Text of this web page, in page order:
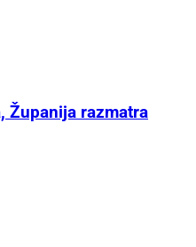
Županija razmatra